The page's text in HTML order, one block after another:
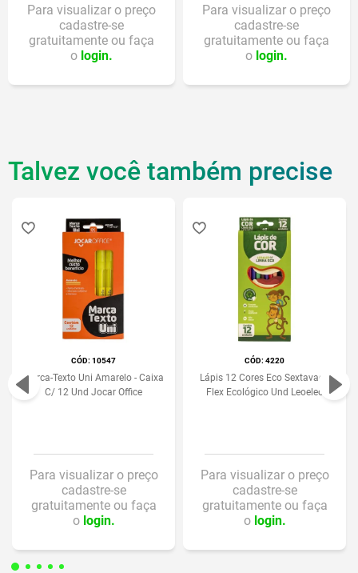
Para visualizar o preço
cadastre-se
gratuitamente ou faça
o login.
Para visualizar o preço
cadastre-se
gratuitamente ou faça
o login.
Talvez você também precise
:10547
Marca-Texto Uni Amarelo - Caixa
C/ 12 Und Jocar Office
Para visualizar o preço
cadastre-se
gratuitamente ou faça
o login.
:4220
Lápis 12 Cores Eco Sextavado
Flex Ecológico Und Leoeleo
Para visualizar o preço
cadastre-se
gratuitamente ou faça
o login.